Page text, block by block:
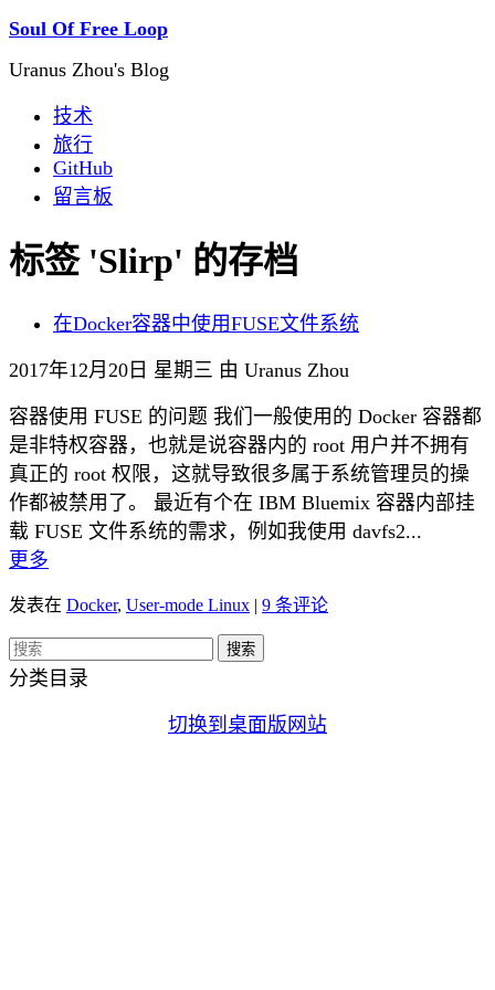
Soul Of Free Loop
Uranus Zhou's Blog
技术
旅行
GitHub
留言板
标签 'Slirp' 的存档
在Docker容器中使用FUSE文件系统
2017年12月20日 星期三 由 Uranus Zhou
容器使用 FUSE 的问题 我们一般使用的 Docker 容器都
是非特权容器，也就是说容器内的 root 用户并不拥有
真正的 root 权限，这就导致很多属于系统管理员的操
作都被禁用了。 最近有个在 IBM Bluemix 容器内部挂
载 FUSE 文件系统的需求，例如我使用 davfs2...
更多
发表在 Docker, User-mode Linux | 9 条评论
分类目录
切换到桌面版网站